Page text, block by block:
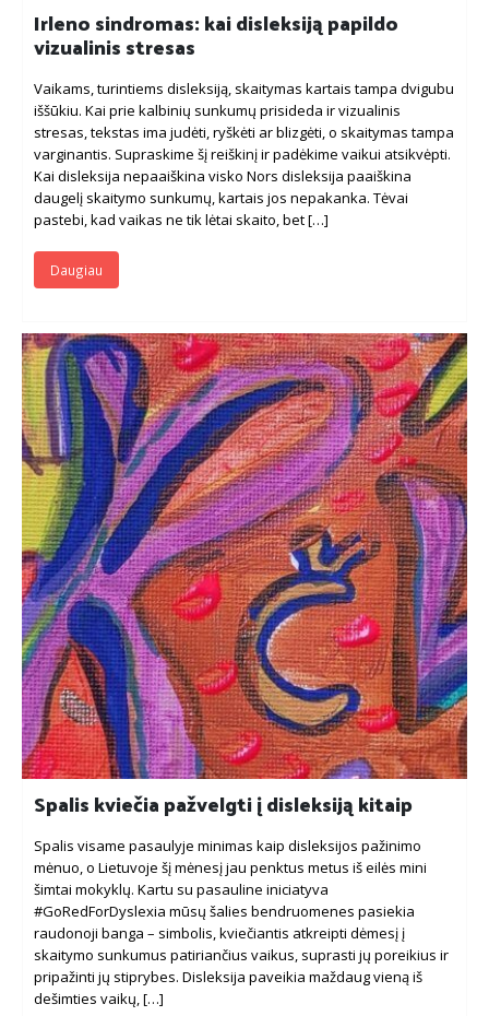
Irleno sindromas: kai disleksiją papildo
vizualinis stresas
Vaikams, turintiems disleksiją, skaitymas kartais tampa dvigubu
iššūkiu. Kai prie kalbinių sunkumų prisideda ir vizualinis
stresas, tekstas ima judėti, ryškėti ar blizgėti, o skaitymas tampa
varginantis. Supraskime šį reiškinį ir padėkime vaikui atsikvėpti.
Kai disleksija nepaaiškina visko Nors disleksija paaiškina
daugelį skaitymo sunkumų, kartais jos nepakanka. Tėvai
pastebi, kad vaikas ne tik lėtai skaito, bet […]
Daugiau
Spalis kviečia pažvelgti į disleksiją kitaip
Spalis visame pasaulyje minimas kaip disleksijos pažinimo
mėnuo, o Lietuvoje šį mėnesį jau penktus metus iš eilės mini
šimtai mokyklų. Kartu su pasauline iniciatyva
#GoRedForDyslexia mūsų šalies bendruomenes pasiekia
raudonoji banga – simbolis, kviečiantis atkreipti dėmesį į
skaitymo sunkumus patiriančius vaikus, suprasti jų poreikius ir
pripažinti jų stiprybes. Disleksija paveikia maždaug vieną iš
dešimties vaikų, […]